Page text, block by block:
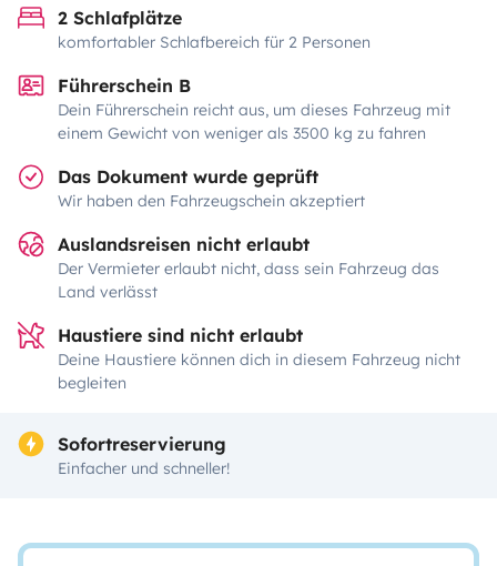
2 Schlafplätze
komfortabler Schlafbereich für 2 Personen
Führerschein B
Dein Führerschein reicht aus, um dieses Fahrzeug mit
einem Gewicht von weniger als 3500 kg zu fahren
Das Dokument wurde geprüft
Wir haben den Fahrzeugschein akzeptiert
Auslandsreisen nicht erlaubt
Der Vermieter erlaubt nicht, dass sein Fahrzeug das
Land verlässt
Haustiere sind nicht erlaubt
Deine Haustiere können dich in diesem Fahrzeug nicht
begleiten
Sofortreservierung
Einfacher und schneller!